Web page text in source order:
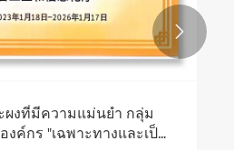
งที่มีความแม่นยำ กลุ่ม
งค์กร "เฉพาะทางและเป็น
